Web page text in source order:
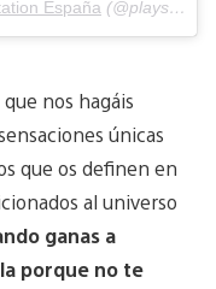
España (@playstationes) el
nos hagáis
únicas
que os definen en
al universo
ganas a
porque no te